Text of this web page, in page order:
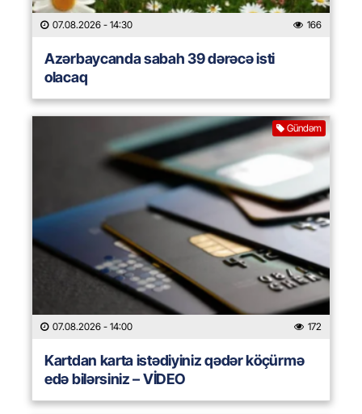
07.08.2026 - 14:30 166
Azərbaycanda sabah 39 dərəcə isti
olacaq
Gündəm
07.08.2026 - 14:00 172
Kartdan karta istədiyiniz qədər köçürmə
edə bilərsiniz – VİDEO